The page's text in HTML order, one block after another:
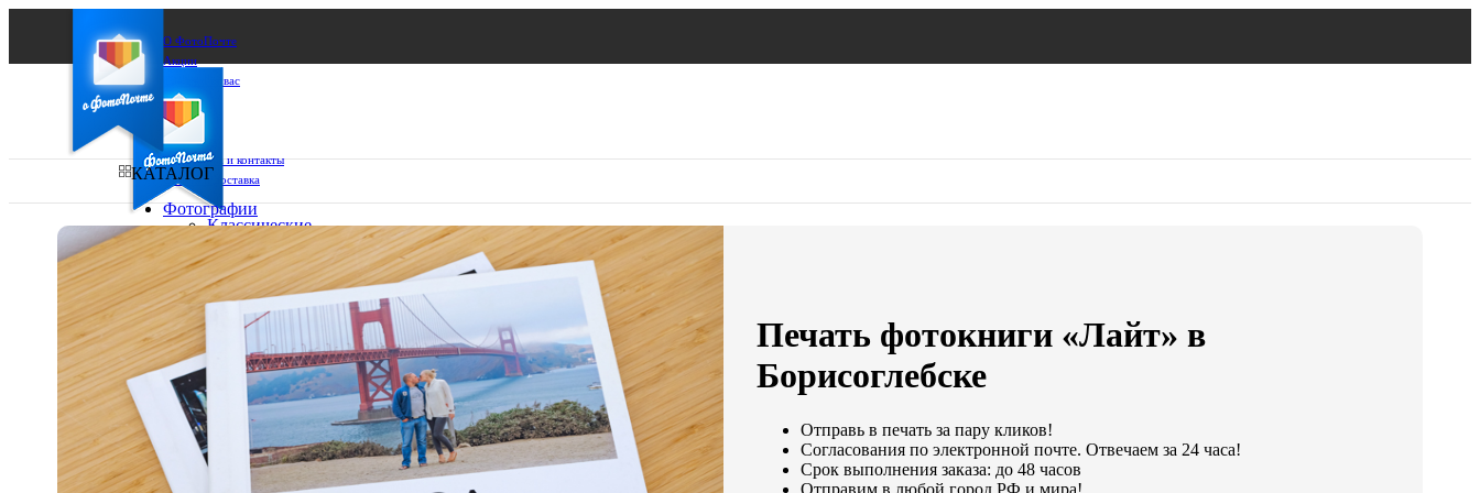
О ФотоПочте
Акции
Сделаем за вас
Бизнесу
FAQ
Франшиза
Поддержка и контакты
Оплата и доставка
Ваш город:
Ваш регион доставки
Выберите из списка:
КАТАЛОГ
Фотографии
Классические
фото
10х10
10х15
13х18
15х15
15х20
20х20
20х30
30х30
30х40
Фото
Печать фотокниги «Лайт» в
Борисоглебске
Отправь в печать за пару кликов!
Согласования по электронной почте. Отвечаем за 24 часа!
Срок выполнения заказа: до 48 часов
Отправим в любой город РФ и мира!